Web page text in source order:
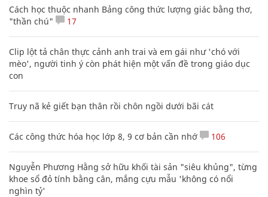
Cách học thuộc nhanh Bảng công thức lượng giác bằng thơ,
"thần chú"
17
Clip lột tả chân thực cảnh anh trai và em gái như 'chó với
mèo', người tinh ý còn phát hiện một vấn đề trong giáo dục
con
Truy nã kẻ giết bạn thân rồi chôn ngồi dưới bãi cát
Các công thức hóa học lớp 8, 9 cơ bản cần nhớ 106
Nguyễn Phương Hằng sở hữu khối tài sản "siêu khủng", từng
khoe sổ đỏ tính bằng cân, mắng cựu mẫu 'không có nổi
nghìn tỷ'